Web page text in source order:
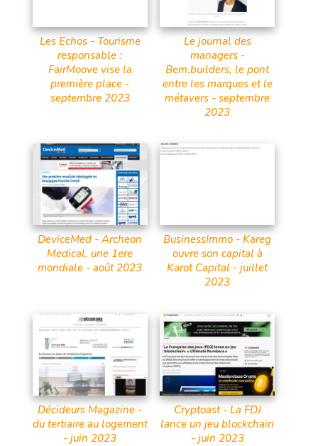
Les Echos - Tourisme
responsable :
FairMoove vise la
première place -
septembre 2023
Le journal des
managers -
Bem.builders, le pont
entre les marques et le
métavers - septembre
2023
DeviceMed - Archeon
Medical, une 1ere
mondiale - août 2023
BusinessImmo - Kareg
ouvre son capital à
Karot Capital - juillet
2023
Décideurs Magazine -
du tertiaire au logement
- juin 2023
Cryptoast - La FDJ
lance un jeu blockchain
- juin 2023